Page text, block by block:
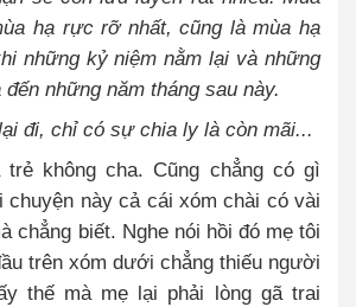
hạ rực rỡ nhất, cũng là mùa hạ
những kỷ niệm nằm lại và những
những năm tháng sau này.
đi, chỉ có sự chia ly là còn mãi...
không cha. Cũng chẳng có gì
chuyện này cả cái xóm chài có vài
chẳng biết. Nghe nói hồi đó mẹ tôi
trên xóm dưới chẳng thiếu người
thế mà mẹ lại phải lòng gã trai